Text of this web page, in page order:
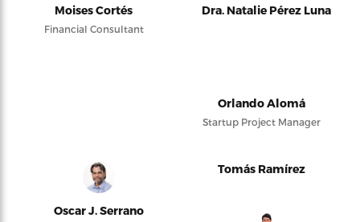
Moises Cortés
Financial Consultant
Dra. Natalie Pérez Luna
Orlando Alomá
Startup Project Manager
Oscar J. Serrano
Tomás Ramírez